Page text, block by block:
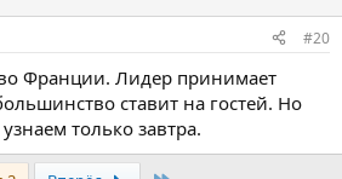
#20
Франции. Лидер принимает
ставит на гостей. Но
только завтра.